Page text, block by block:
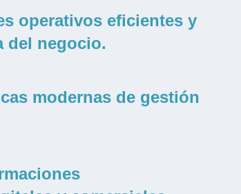
operativos eficientes y
del negocio.
modernas de gestión